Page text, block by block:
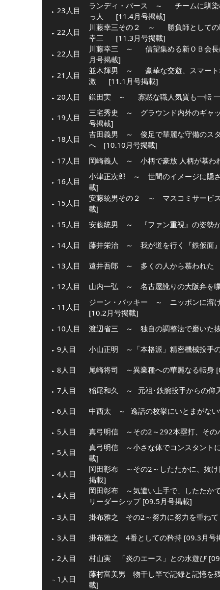
23人目
ランディ・バース ～
チームに馴
っ人
[11.4月号掲載]
22人目
川藤幸三その２ ～
勝負師として
幸三
[11.3月号掲載]
22人目
川藤幸三 ～
信望集める新ＯＢ会
月号掲載]
21人目
並木輝男 ～
豪華な交遊、スマー
激
[11.1月号掲載]
20人目
鎌田実 ～ 寡黙な職人気質も一転
19人目
三宅秀史 ～ グラウンド内外のギャ
号掲載]
18人目
吉田義男 ～ 俊足で華麗な守備のス
へ [10.10月号掲載]
17人目
岡崎義人 ～ 小柄で豪放 人柄が慕わ
16人目
小津正次郎 ～ 世間のイメージに隠
載]
15人目
安藤統男その２ ～ マスコミサービ
載]
15人目
安藤統男 ～ 『ファン重視』の姿勢
14人目 藤井栄治 ～ 我が道を行く『鉄仮面
13人目 遠井吾郎 ～ 多くの人から慕われた
12人目 山内一弘 ～ 名古屋訛りの大阪弁を
11人目
ジーン・バッキー ～ ニッポンに溶
[10.2月号掲載]
10人目
渡辺省三 ～ 独自の調整法で磨いた
9人目 小山正明 ～「本格派」精密機械投手
8人目 尾崎将司 ～異業種への華麗なる転身
7人目 稲尾和久 ～ 元祖･鉄腕投手からの仰
6人目 中西太 ～ 逸話の枚挙にいとまがな
5人目 真弓明信 ～その2～292本塁打、その
5人目
真弓明信 ～小さな体でコンスタント
載]
4人目
岡田彰布 ～その2～したたかに、抜
掲載]
4人目
岡田彰布 ～気遣い上手で、したたか
リーダーシップ [09.5月号掲載]
3人目
掛布雅之 その2～努力に努力を重ね
3人目 掛布雅之 4番としての矜持 [09.3月号
2人目 村山実 「炎のエース」との水遊び
1人目
藤村富美男 物干し竿で記録と記憶を
載]